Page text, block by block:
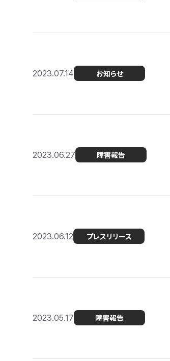
2023.07.14 お知らせ
2023.06.27 障害報告
2023.06.12 プレスリリース
2023.05.17 障害報告